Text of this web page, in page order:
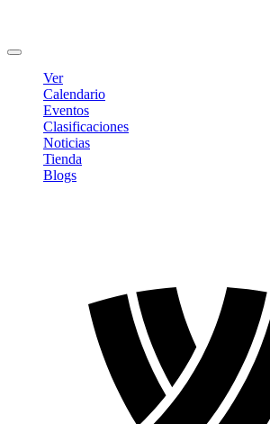
Ver
Calendario
Eventos
Clasificaciones
Noticias
Tienda
Blogs